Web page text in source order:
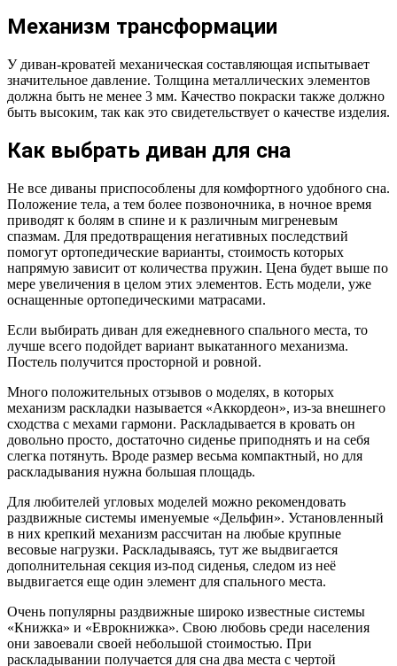
Механизм трансформации
У диван-кроватей механическая составляющая испытывает
значительное давление. Толщина металлических элементов
должна быть не менее 3 мм. Качество покраски также должно
быть высоким, так как это свидетельствует о качестве изделия.
Как выбрать диван для сна
Не все диваны приспособлены для комфортного удобного сна.
Положение тела, а тем более позвоночника, в ночное время
приводят к болям в спине и к различным мигреневым
спазмам. Для предотвращения негативных последствий
помогут ортопедические варианты, стоимость которых
напрямую зависит от количества пружин. Цена будет выше по
мере увеличения в целом этих элементов. Есть модели, уже
оснащенные ортопедическими матрасами.
Если выбирать диван для ежедневного спального места, то
лучше всего подойдет вариант выкатанного механизма.
Постель получится просторной и ровной.
Много положительных отзывов о моделях, в которых
механизм раскладки называется «Аккордеон», из-за внешнего
сходства с мехами гармони. Раскладывается в кровать он
довольно просто, достаточно сиденье приподнять и на себя
слегка потянуть. Вроде размер весьма компактный, но для
раскладывания нужна большая площадь.
Для любителей угловых моделей можно рекомендовать
раздвижные системы именуемые «Дельфин». Установленный
в них крепкий механизм рассчитан на любые крупные
весовые нагрузки. Раскладываясь, тут же выдвигается
дополнительная секция из-под сиденья, следом из неё
выдвигается еще один элемент для спального места.
Очень популярны раздвижные широко известные системы
«Книжка» и «Еврокнижка». Свою любовь среди населения
они завоевали своей небольшой стоимостью. При
раскладывании получается для сна два места с чертой